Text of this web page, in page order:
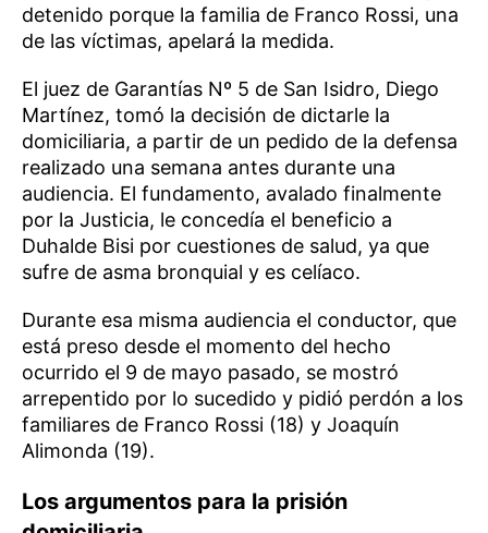
detenido porque la familia de Franco Rossi, una
de las víctimas, apelará la medida.
El juez de Garantías Nº 5 de San Isidro, Diego
Martínez, tomó la decisión de dictarle la
domiciliaria, a partir de un pedido de la defensa
realizado una semana antes durante una
audiencia. El fundamento, avalado finalmente
por la Justicia, le concedía el beneficio a
Duhalde Bisi por cuestiones de salud, ya que
sufre de asma bronquial y es celíaco.
Durante esa misma audiencia el conductor, que
está preso desde el momento del hecho
ocurrido el 9 de mayo pasado, se mostró
arrepentido por lo sucedido y pidió perdón a los
familiares de Franco Rossi (18) y Joaquín
Alimonda (19).
Los argumentos para la prisión